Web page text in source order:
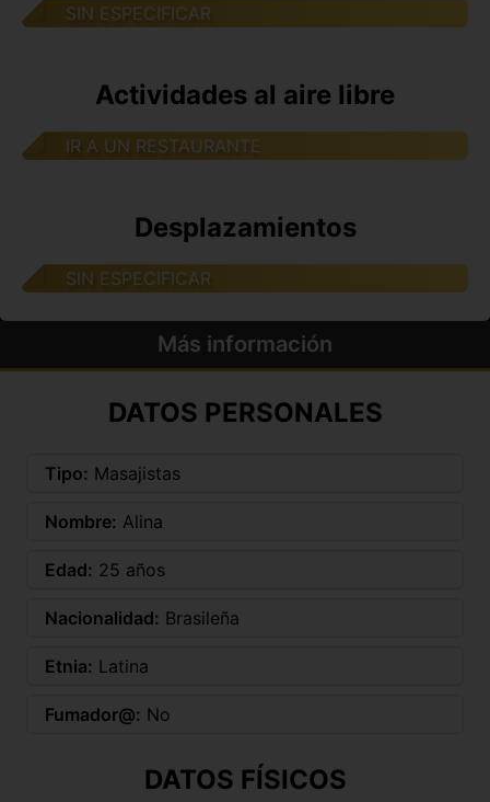
SIN ESPECIFICAR
Actividades al aire libre
IR A UN RESTAURANTE
Desplazamientos
SIN ESPECIFICAR
Más información
DATOS PERSONALES
Tipo: Masajistas
Nombre: Alina
Edad: 25 años
Nacionalidad: Brasileña
Etnia: Latina
Fumador@: No
DATOS FÍSICOS